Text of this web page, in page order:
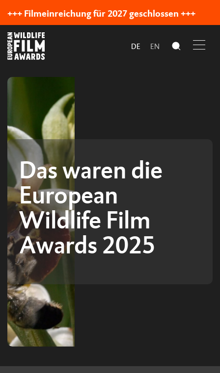
+++ Filmeinreichung für 2027 geschlossen +++
DE EN
Das waren die
European
Wildlife Film
Awards 2025